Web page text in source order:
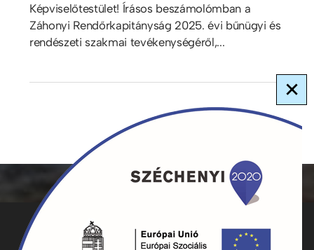
Képviselőtestület! Írásos beszámolómban a
Záhonyi Rendőrkapitányság 2025. évi bűnügyi és
rendészeti szakmai tevékenységéről,...
×